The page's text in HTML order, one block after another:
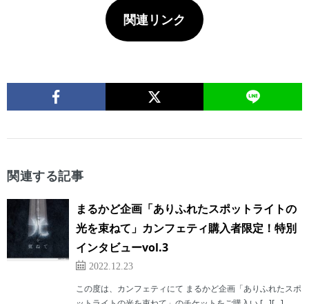
関連リンク
関連する記事
まるかど企画「ありふれたスポットライトの
光を束ねて」カンフェティ購入者限定！特別
インタビューvol.3
2022.12.23
この度は、カンフェティにて まるかど企画「ありふれたスポ